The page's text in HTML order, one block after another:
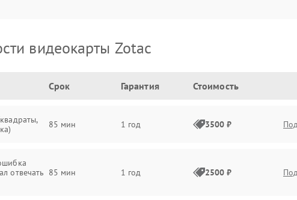
видеокарты Zotac
Срок Гарантия Стоимость
85 мин 1 год 3500 ₽
отвечать 85 мин 1 год 2500 ₽